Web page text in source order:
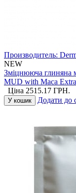
Производитель:
NEW
Зміцнююча глиняна
MUD with Maca
Ціна 2515.17 ГРН.
У кошик Додати до